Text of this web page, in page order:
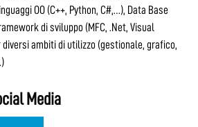
OO (C++, Python, C#,…), Data Base
di sviluppo (MFC, .Net, Visual
diversi ambiti di utilizzo (gestionale, grafico,
Media